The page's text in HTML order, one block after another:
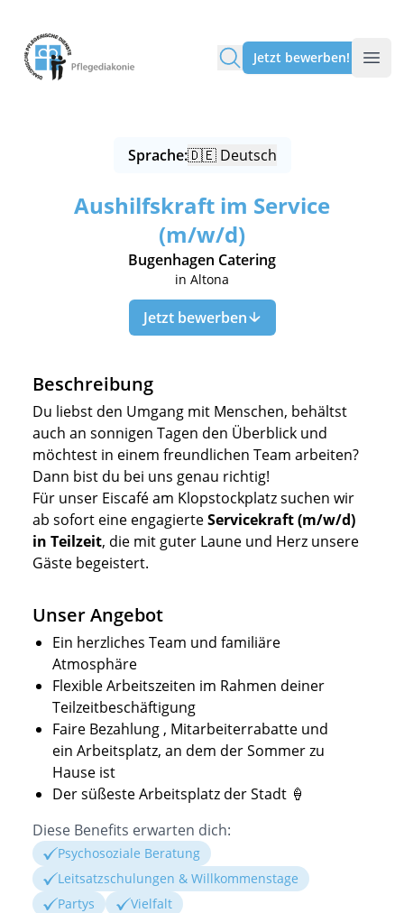
Pflegediakonie Alten Eichen
Jetzt bewerben!
Sprache:🇩🇪 Deutsch
Aushilfskraft im Service
(m/w/d)
Bugenhagen Catering
in Altona
Jetzt bewerben
Beschreibung
Du liebst den Umgang mit Menschen, behältst
auch an sonnigen Tagen den Überblick und
möchtest in einem freundlichen Team arbeiten?
Dann bist du bei uns genau richtig!
Für unser Eiscafé am Klopstockplatzsuchen wir
ab sofort eine engagierteServicekraft (m/w/d)
in Teilzeit, die mit guter Laune und Herz unsere
Gäste begeistert.
Unser Angebot
Ein herzliches Team und familiäre
Atmosphäre
Flexible Arbeitszeiten im Rahmen deiner
Teilzeitbeschäftigung
Faire Bezahlung , Mitarbeiterrabatte und
ein Arbeitsplatz, an dem der Sommer zu
Hause ist
Der süßeste Arbeitsplatz der Stadt 🍦
Diese Benefits erwarten dich:
Psychosoziale Beratung
Leitsatzschulungen & Willkommenstage
Partys
Vielfalt